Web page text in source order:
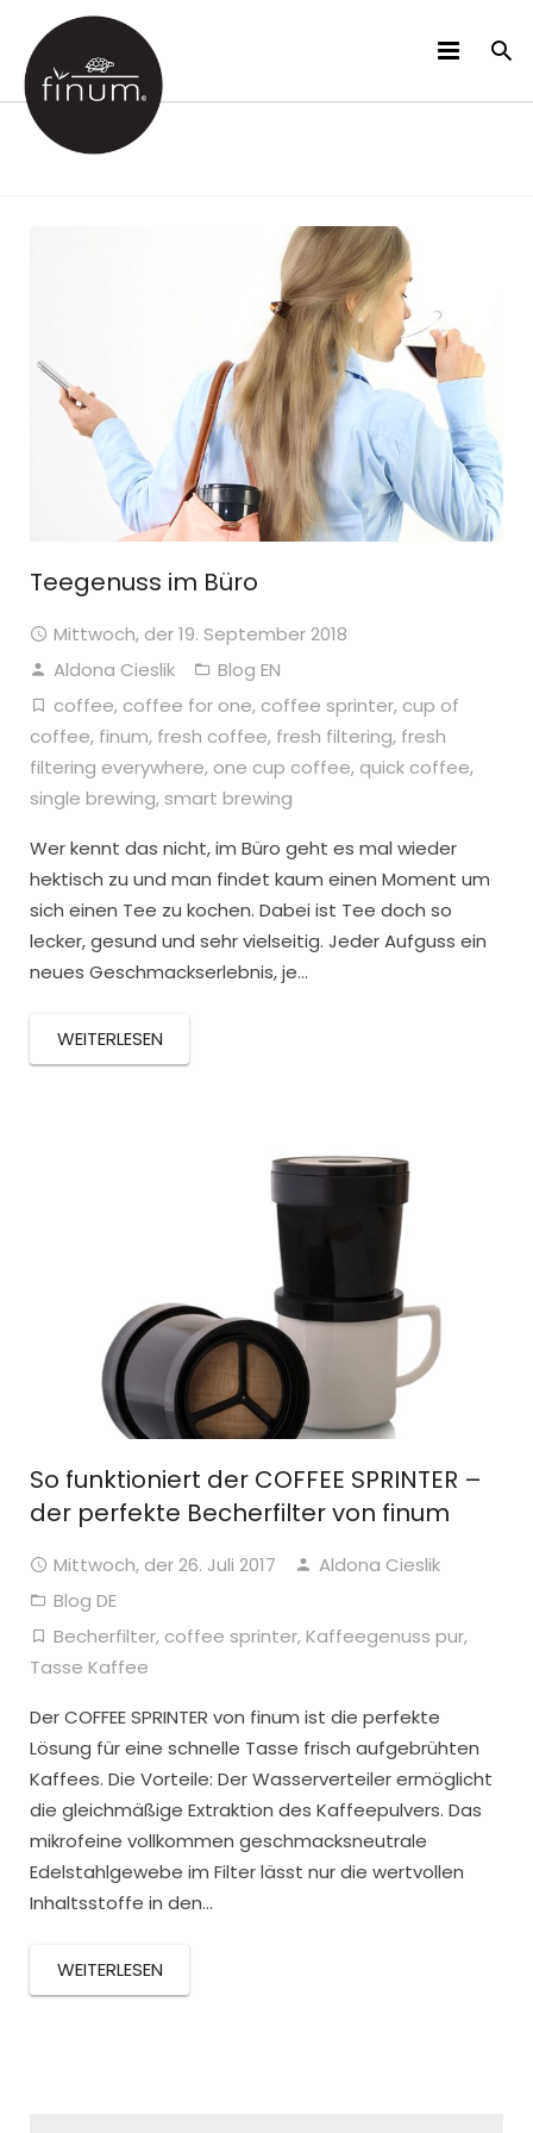
PRODUKTE
Teegenuss im Büro
Mittwoch, der 19. September 2018
Aldona Cieslik
Blog EN
coffee, coffee for one, coffee sprinter, cup of
coffee, finum, fresh coffee, fresh filtering, fresh
filtering everywhere, one cup coffee, quick coffee,
single brewing, smart brewing
Wer kennt das nicht, im Büro geht es mal wieder
hektisch zu und man findet kaum einen Moment um
sich einen Tee zu kochen. Dabei ist Tee doch so
lecker, gesund und sehr vielseitig. Jeder Aufguss ein
neues Geschmackserlebnis, je…
WEITERLESEN
So funktioniert der COFFEE SPRINTER –
der perfekte Becherfilter von finum
Mittwoch, der 26. Juli 2017
Aldona Cieslik
Blog DE
Becherfilter, coffee sprinter,Kaffeegenuss pur,
Tasse Kaffee
Der COFFEE SPRINTER von finum ist die perfekte
Lösung für eine schnelle Tasse frisch aufgebrühten
Kaffees. Die Vorteile: Der Wasserverteiler ermöglicht
die gleichmäßige Extraktion des Kaffeepulvers. Das
mikrofeine vollkommen geschmacksneutrale
Edelstahlgewebe im Filter lässt nur die wertvollen
Inhaltsstoffe in den…
WEITERLESEN